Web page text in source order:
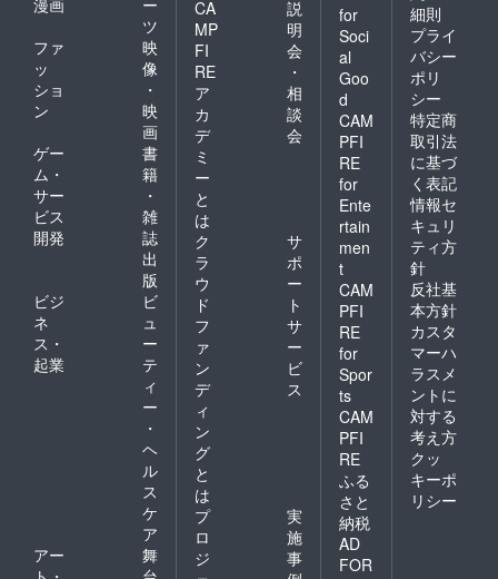
ツ
ファ
ッ
ショ
ン
映
像
・
映
画
ゲー
ム・
サー
ビス
開発
書
籍
・
雑
誌
出
版
ビジ
ネ
ス・
起業
ビ
ュ
ー
テ
ィ
ー
・
ヘ
ル
ス
ケ
ア
アー
舞
CA
MP
FI
RE
ア
カ
デ
ミ
ー
と
は
説
明
会
・
相
談
会
ク
ラ
ウ
ド
フ
ァ
ン
デ
ィ
ン
グ
と
は
サ
ポ
ー
ト
サ
ー
ビ
ス
プ
ロ
ジ
実
施
事
for
Soci
al
Goo
d
CAM
PFI
RE
for
Ente
rtain
men
t
CAM
PFI
RE
for
Spor
ts
CAM
PFI
RE
ふる
さと
納税
AD
FOR
細則
プライ
バシー
ポリ
シー
特定商
取引法
に基づ
く表記
情報セ
キュリ
ティ方
針
反社基
本方針
カスタ
マーハ
ラスメ
ントに
対する
考え方
クッ
キーポ
リシー